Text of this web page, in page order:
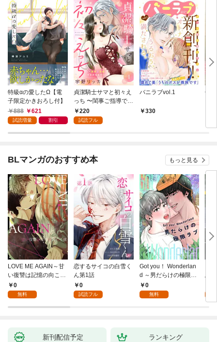
特級αの愛したΩ【電
子限定かきおろし付】
888
621
試読増量 割引
貞潔騎士サマと初々え
っち 〜閨事ご指導でき
かねます！〜（1）
220
試読フル
バニラブvol.1
330
偽
BLマンガのおすすめ本 もっと見る
LOVE ME AGAIN～甘
い復讐は記憶の向こう
側～(1)
0
無料
恋するサイコの白雪く
ん第1話
0
試読フル
Got you！ Wonderlan
d ～男だらけの極限ラ
ブ～(1)
0
無料
鳥
新刊配信予定 ランキング